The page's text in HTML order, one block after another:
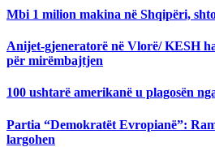
Mbi 1 milion makina në Shqipëri,
Anijet-gjeneratorë në Vlorë/ KESH
për mirëmbajtjen
100 ushtarë amerikanë u plagosën
Partia “Demokratët Evropianë”:
largohen